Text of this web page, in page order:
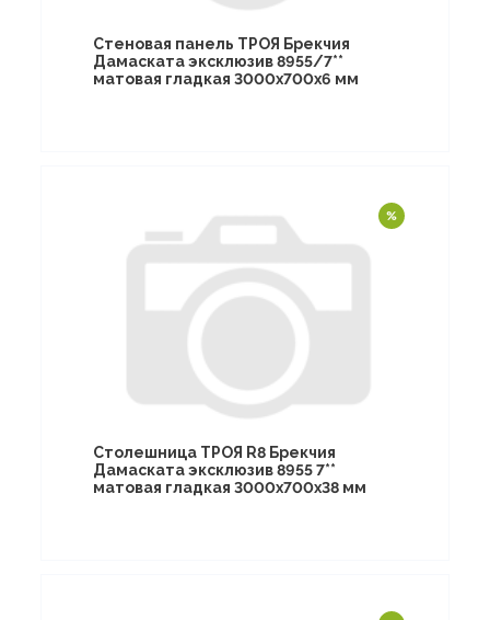
Стеновая панель ТРОЯ Брекчия
Дамаската эксклюзив 8955/7**
матовая гладкая 3000х700х6 мм
Столешница ТРОЯ R8 Брекчия
Дамаската эксклюзив 8955 7**
матовая гладкая 3000х700х38 мм